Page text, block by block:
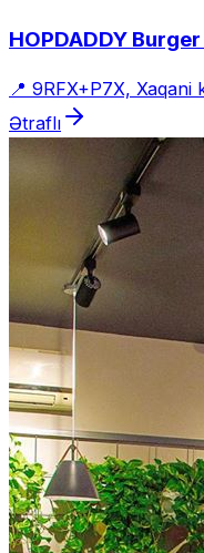
HOPDADDY Burger
📍 9RFX+P7X, Xaqani
Ətraflı